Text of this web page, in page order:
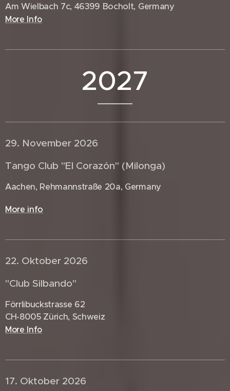
Am Wielbach 7c, 46399 Bocholt, Germany
More Info
2027
29. November 2026 🇩🇪
Tango Club "El Corazón" (Milonga)
Aachen, Rehmannstraße 20a, Germany
More info
22. Oktober 2026 🇨🇭
"Club Silbando"
Förrlibuckstrasse 62
CH-8005 Zürich, Schweiz
More Info
17. Oktober 2026 🇧🇪